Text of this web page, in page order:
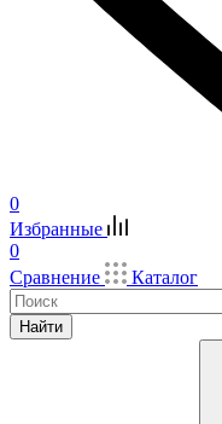
0
Избранные
0
Сравнение
Каталог
Найти